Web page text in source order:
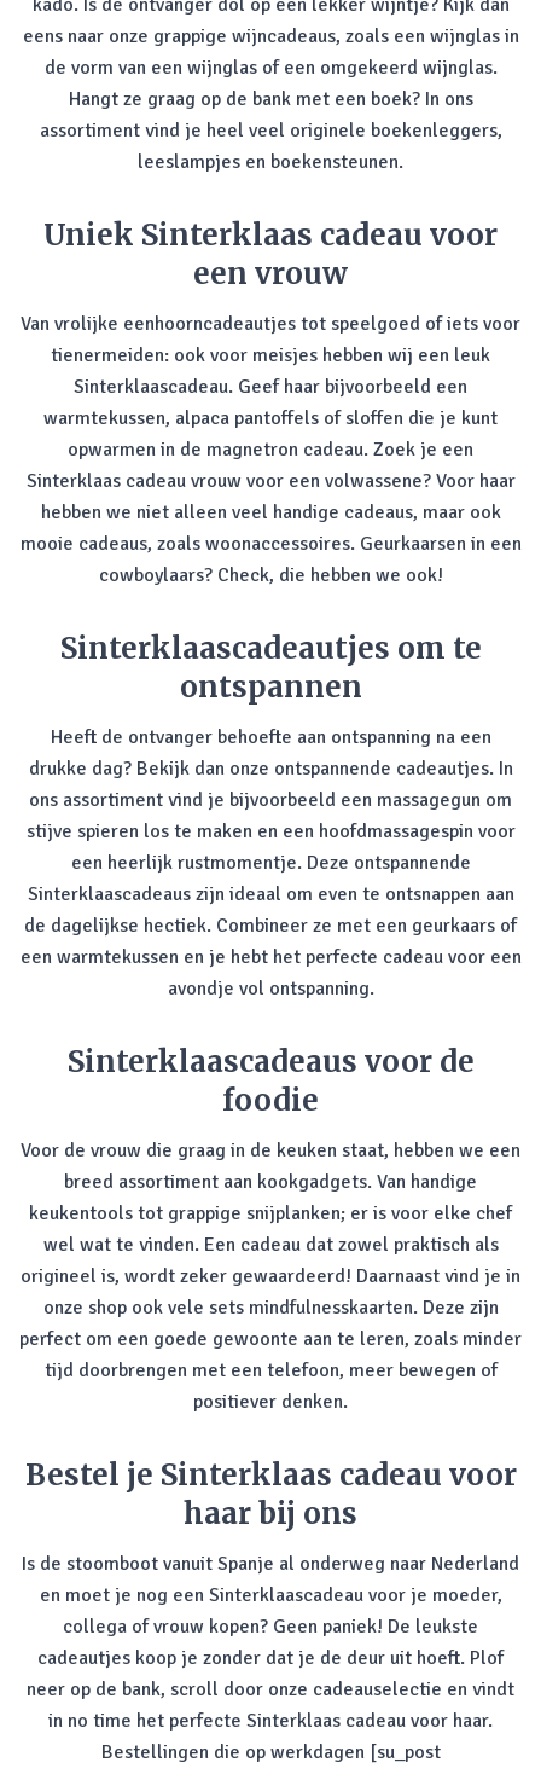
kado. Is de ontvanger dol op een lekker wijntje? Kijk dan
eens naar onze grappige wijncadeaus, zoals een wijnglas in
de vorm van een wijnglas of een omgekeerd wijnglas.
Hangt ze graag op de bank met een boek? In ons
assortiment vind je heel veel originele boekenleggers,
leeslampjes en boekensteunen.
Uniek Sinterklaas cadeau voor
een vrouw
Van vrolijke eenhoorncadeautjes tot speelgoed of iets voor
tienermeiden: ook voor meisjes hebben wij een leuk
Sinterklaascadeau. Geef haar bijvoorbeeld een
warmtekussen, alpaca pantoffels of sloffen die je kunt
opwarmen in de magnetron cadeau. Zoek je een
Sinterklaas cadeau vrouw voor een volwassene? Voor haar
hebben we niet alleen veel handige cadeaus, maar ook
mooie cadeaus, zoals woonaccessoires. Geurkaarsen in een
cowboylaars? Check, die hebben we ook!
Sinterklaascadeautjes om te
ontspannen
Heeft de ontvanger behoefte aan ontspanning na een
drukke dag? Bekijk dan onze ontspannende cadeautjes. In
ons assortiment vind je bijvoorbeeld een massagegun om
stijve spieren los te maken en een hoofdmassagespin voor
een heerlijk rustmomentje. Deze ontspannende
Sinterklaascadeaus zijn ideaal om even te ontsnappen aan
de dagelijkse hectiek. Combineer ze met een geurkaars of
een warmtekussen en je hebt het perfecte cadeau voor een
avondje vol ontspanning.
Sinterklaascadeaus voor de
foodie
Voor de vrouw die graag in de keuken staat, hebben we een
breed assortiment aan kookgadgets. Van handige
keukentools tot grappige snijplanken; er is voor elke chef
wel wat te vinden. Een cadeau dat zowel praktisch als
origineel is, wordt zeker gewaardeerd! Daarnaast vind je in
onze shop ook vele sets mindfulnesskaarten. Deze zijn
perfect om een goede gewoonte aan te leren, zoals minder
tijd doorbrengen met een telefoon, meer bewegen of
positiever denken.
Bestel je Sinterklaas cadeau voor
haar bij ons
Is de stoomboot vanuit Spanje al onderweg naar Nederland
en moet je nog een Sinterklaascadeau voor je moeder,
collega of vrouw kopen? Geen paniek! De leukste
cadeautjes koop je zonder dat je de deur uit hoeft. Plof
neer op de bank, scroll door onze cadeauselectie en vindt
in no time het perfecte Sinterklaas cadeau voor haar.
Bestellingen die op werkdagen [su_post